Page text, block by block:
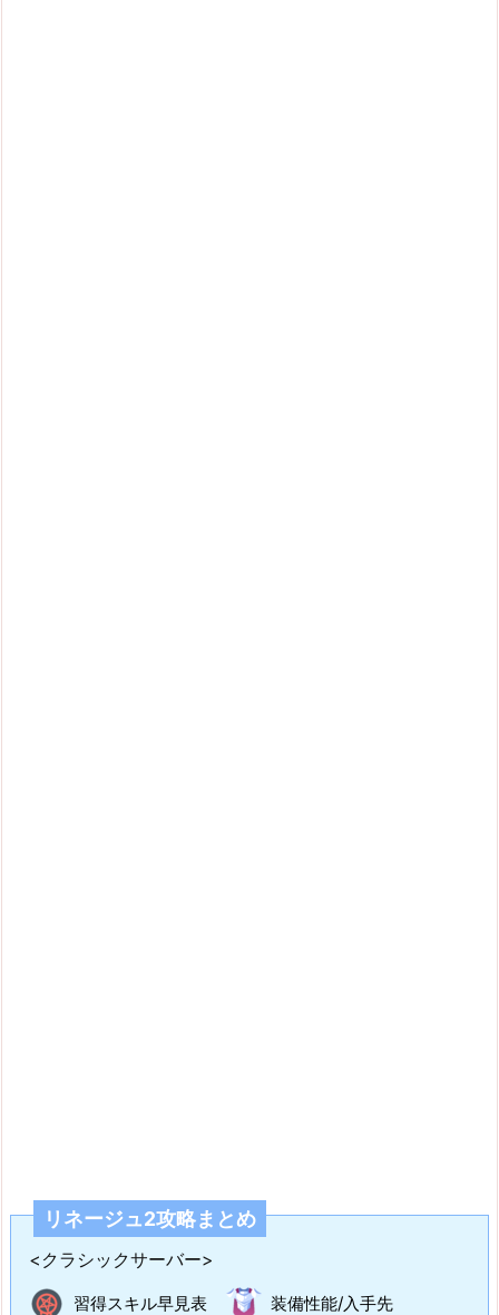
リネージュ2攻略まとめ
<クラシックサーバー>
習得スキル早見表 装備性能/入手先